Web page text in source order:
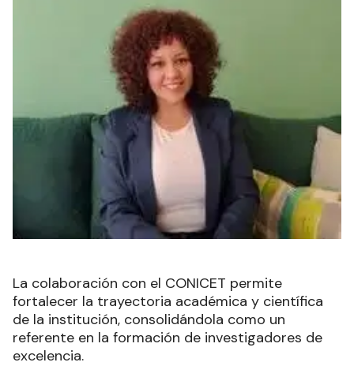
La colaboración con el CONICET permite
fortalecer la trayectoria académica y científica
de la institución, consolidándola como un
referente en la formación de investigadores de
excelencia.